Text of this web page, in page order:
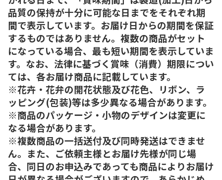
品質の保持が十分に可能な日までをそれぞれ期
間で表示しています。お届け日からの期間を保証
するものではありません。複数の商品がセット
になっている場合、最も短い期間を表示していま
す。なお、法律に基づく賞味（消費）期限につい
ては、各お届け商品に記載しています。
※花卉・花弁の開花状態及び花色、リボン、ラ
ッピング(包装)等は多少異なる場合があります。
※商品のパッケージ・小物のデザインは変更に
なる場合があります。
※複数商品の一括送付及び同時発送はできませ
ん。また、ご依頼主様とお届け先様が同じ場
合、同日のお申込みであっても商品によりお届け